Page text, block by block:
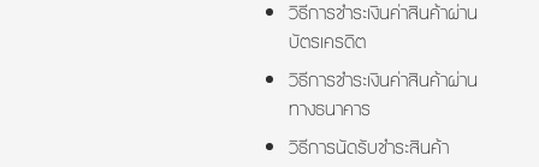
วิธีการชำระเงินค่าสินค้าผ่าน
บัตรเครดิต
วิธีการชำระเงินค่าสินค้าผ่าน
ทางธนาคาร
วิธีการนัดรับชำระสินค้า